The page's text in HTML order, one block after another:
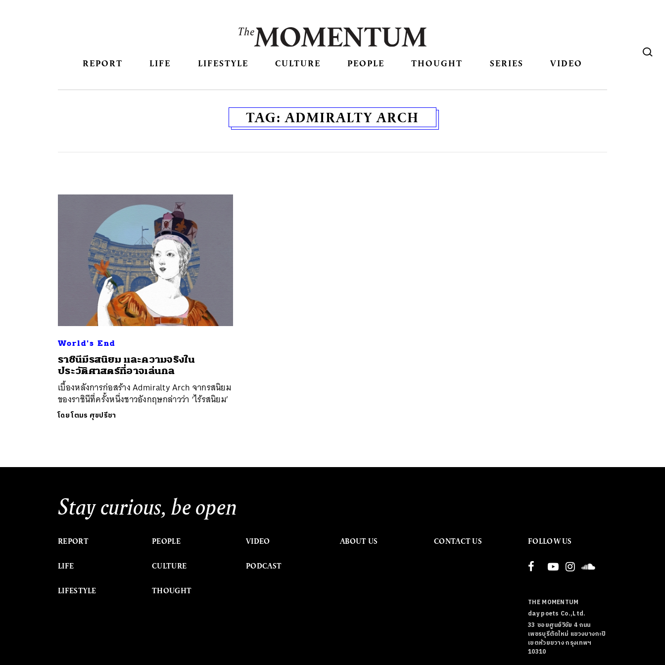
REPORT LIFE LIFESTYLE CULTURE PEOPLE THOUGHT SERIES VIDEO
TAG:ADMIRALTY ARCH
World's End
ราชินีมีรสนิยม และความจริงใน
ประวัติศาสตร์ที่อาจเล่นกล
เบื้องหลังการก่อสร้าง Admiralty Arch จากรสนิยม
ของราชินีที่ครั้งหนึ่งชาวอังกฤษกล่าวว่า ‘ไร้รสนิยม’
โดยโตมร ศุขปรีชา
Stay curious, be open
REPORT
LIFE
LIFESTYLE
PEOPLE
CULTURE
THOUGHT
VIDEO
PODCAST
ABOUT US CONTACT US FOLLOW US
THE MOMENTUM
day poets Co.,Ltd.
33 ซอยศูนย์วิจัย 4 ถนน
เพชรบุรีตัดใหม่ แขวงบางกะปิ
เขตห้วยขวาง กรุงเทพฯ
10310